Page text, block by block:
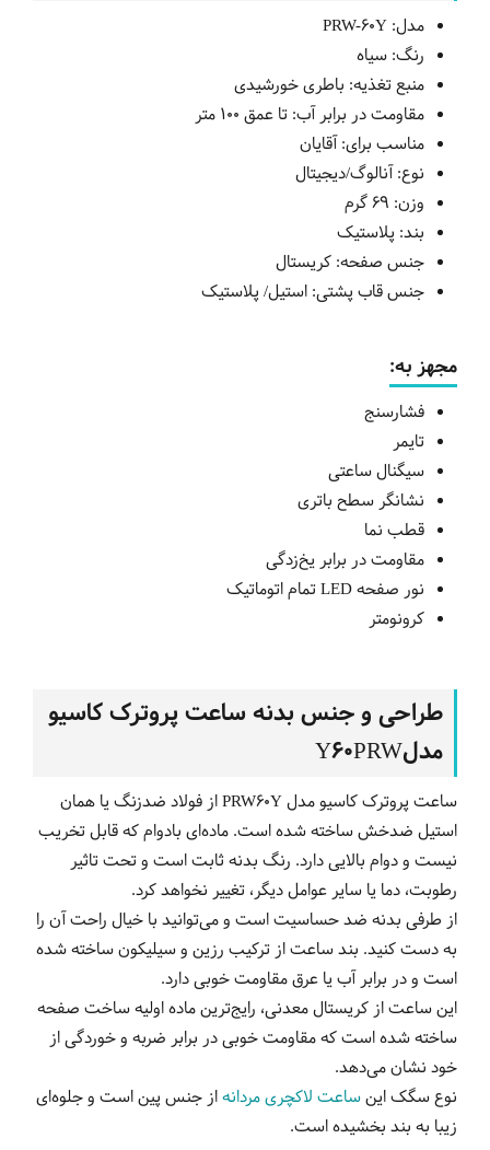
مدل: PRW-60Y
رنگ: سیاه
منبع تغذیه: باطری خورشیدی
مقاومت در برابر آب: تا عمق 100 متر
مناسب برای: آقایان
نوع: آنالوگ/دیجیتال
وزن: 69 گرم
بند: پلاستیک
جنس صفحه: کریستال
جنس قاب پشتی: استیل/ پلاستیک
مجهز به:
فشارسنج
تایمر
سیگنال ساعتی
نشانگر سطح باتری
قطب نما
مقاومت در برابر یخ‌زدگی
نور صفحه LED تمام اتوماتیک
کرونومتر
طراحی و جنس بدنه ساعت پروترک کاسیو
مدلY60PRW
ساعت پروترک کاسیو مدل PRW60Y از فولاد ضدزنگ یا همان
استیل ضدخش ساخته شده است. ماده‌ای بادوام که قابل تخریب
نیست و دوام بالایی دارد. رنگ بدنه ثابت است و تحت تاثیر
رطوبت، دما یا سایر عوامل دیگر، تغییر نخواهد کرد.
از طرفی بدنه ضد حساسیت است و می‌توانید با خیال راحت آن را
به دست کنید. بند ساعت از ترکیب رزین و سیلیکون ساخته شده
است و در برابر آب یا عرق مقاومت خوبی دارد.
این ساعت از کریستال معدنی، رایج‌ترین ماده اولیه ساخت صفحه
ساخته شده است که مقاومت خوبی در برابر ضربه و خوردگی از
خود نشان می‌دهد.
نوع سگک اینساعت لاکچری مردانهاز جنس پین است و جلوه‌ای
زیبا به بند بخشیده است.